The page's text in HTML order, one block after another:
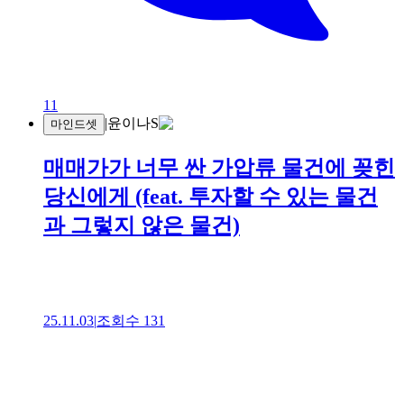
11
마인드셋 |윤이나S
매매가가 너무 싼 가압류 물건에 꽂힌
당신에게 (feat. 투자할 수 있는 물건
과 그렇지 않은 물건)
25.11.03|조회수 131